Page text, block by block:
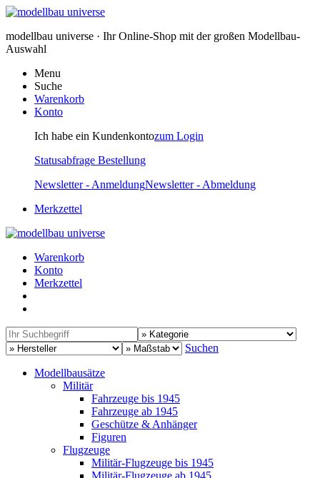
modellbau universe · Ihr Online-Shop mit der großen Modellbau-
Auswahl
Menu
Suche
Warenkorb
Konto
Ich habe ein Kundenkontozum Login
Statusabfrage Bestellung
Newsletter - AnmeldungNewsletter - Abmeldung
Merkzettel
Warenkorb
Konto
Merkzettel
Suchen
Modellbausätze
Militär
Fahrzeuge bis 1945
Fahrzeuge ab 1945
Geschütze & Anhänger
Figuren
Flugzeuge
Militär-Flugzeuge bis 1945
Militär-Flugzeuge ab 1945